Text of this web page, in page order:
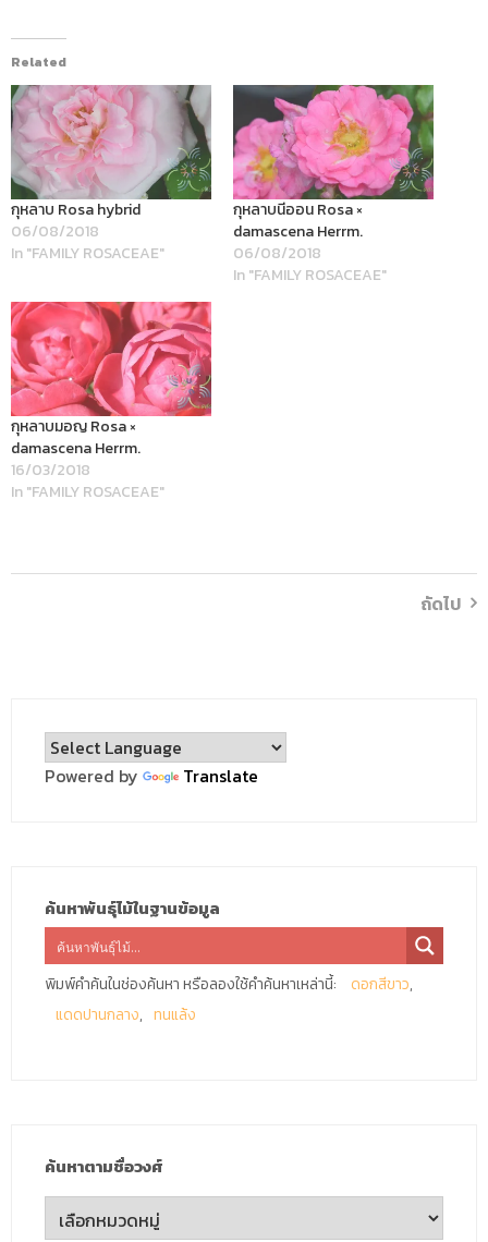
Related
กุหลาบ Rosa hybrid
06/08/2018
In "FAMILY ROSACEAE"
กุหลาบนีออน Rosa ×
damascena Herrm.
06/08/2018
In "FAMILY ROSACEAE"
กุหลาบมอญ Rosa ×
damascena Herrm.
16/03/2018
In "FAMILY ROSACEAE"
ถัดไป
Powered by Translate
ค้นหาพันธุ์ไม้ในฐานข้อมูล
พิมพ์คำค้นในช่องค้นหา หรือลองใช้คำค้นหาเหล่านี้:
ดอกสีขาว
แดดปานกลาง
ทนแล้ง
ค้นหาตามชื่อวงศ์
ค้นหา
ตาม